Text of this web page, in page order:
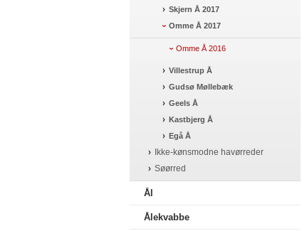
Skjern Å 2017
Omme Å 2017
Omme Å 2016
Villestrup Å
Gudsø Møllebæk
Geels Å
Kastbjerg Å
Egå Å
Ikke-kønsmodne havørreder
Søørred
Ål
Ålekvabbe